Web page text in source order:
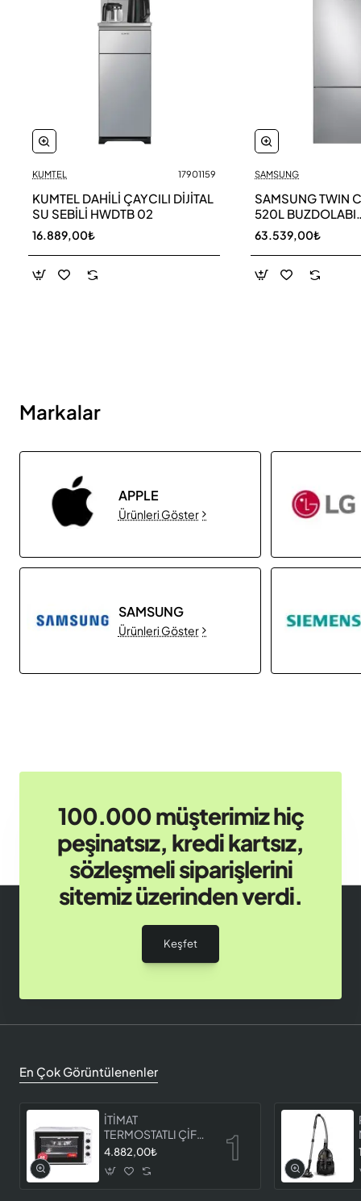
Yeni
KUMTEL 17901159
KUMTEL DAHİLİ ÇAYCILI DİJİTAL
SU SEBİLİ HWDTB 02
16.889,00₺
SAMSUNG
SAMSUNG TWIN
520L BUZDOLABI
RB52DS33ESA TR
63.539,00₺
Markalar
APPLE
Ürünleri Göster
SAMSUNG
Ürünleri Göster
100.000 müşterimiz hiç
peşinatsız, kredi kartsız,
sözleşmeli siparişlerini
sitemiz üzerinden verdi.
Keşfet
En Çok Görüntülenenler
İTİMAT
TERMOSTATLI ÇİFT
CAMLI FIRIN 8060
4.882,00₺